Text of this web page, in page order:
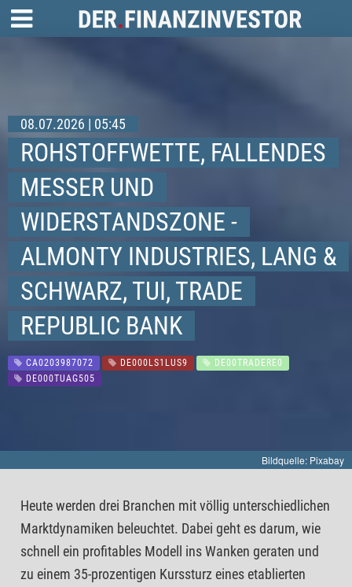
08.07.2026 | 05:45
ROHSTOFFWETTE, FALLENDES
MESSER UND
WIDERSTANDSZONE -
ALMONTY INDUSTRIES, LANG &
SCHWARZ, TUI, TRADE
REPUBLIC BANK
CA0203987072 DE000LS1LUS9
DE00TRADERE0
DE000TUAG505
Bildquelle: Pixabay
Heute werden drei Branchen mit völlig unterschiedlichen
Marktdynamiken beleuchtet. Dabei geht es darum, wie
schnell ein profitables Modell ins Wanken geraten und
zu einem 35-prozentigen Kurssturz eines etablierten